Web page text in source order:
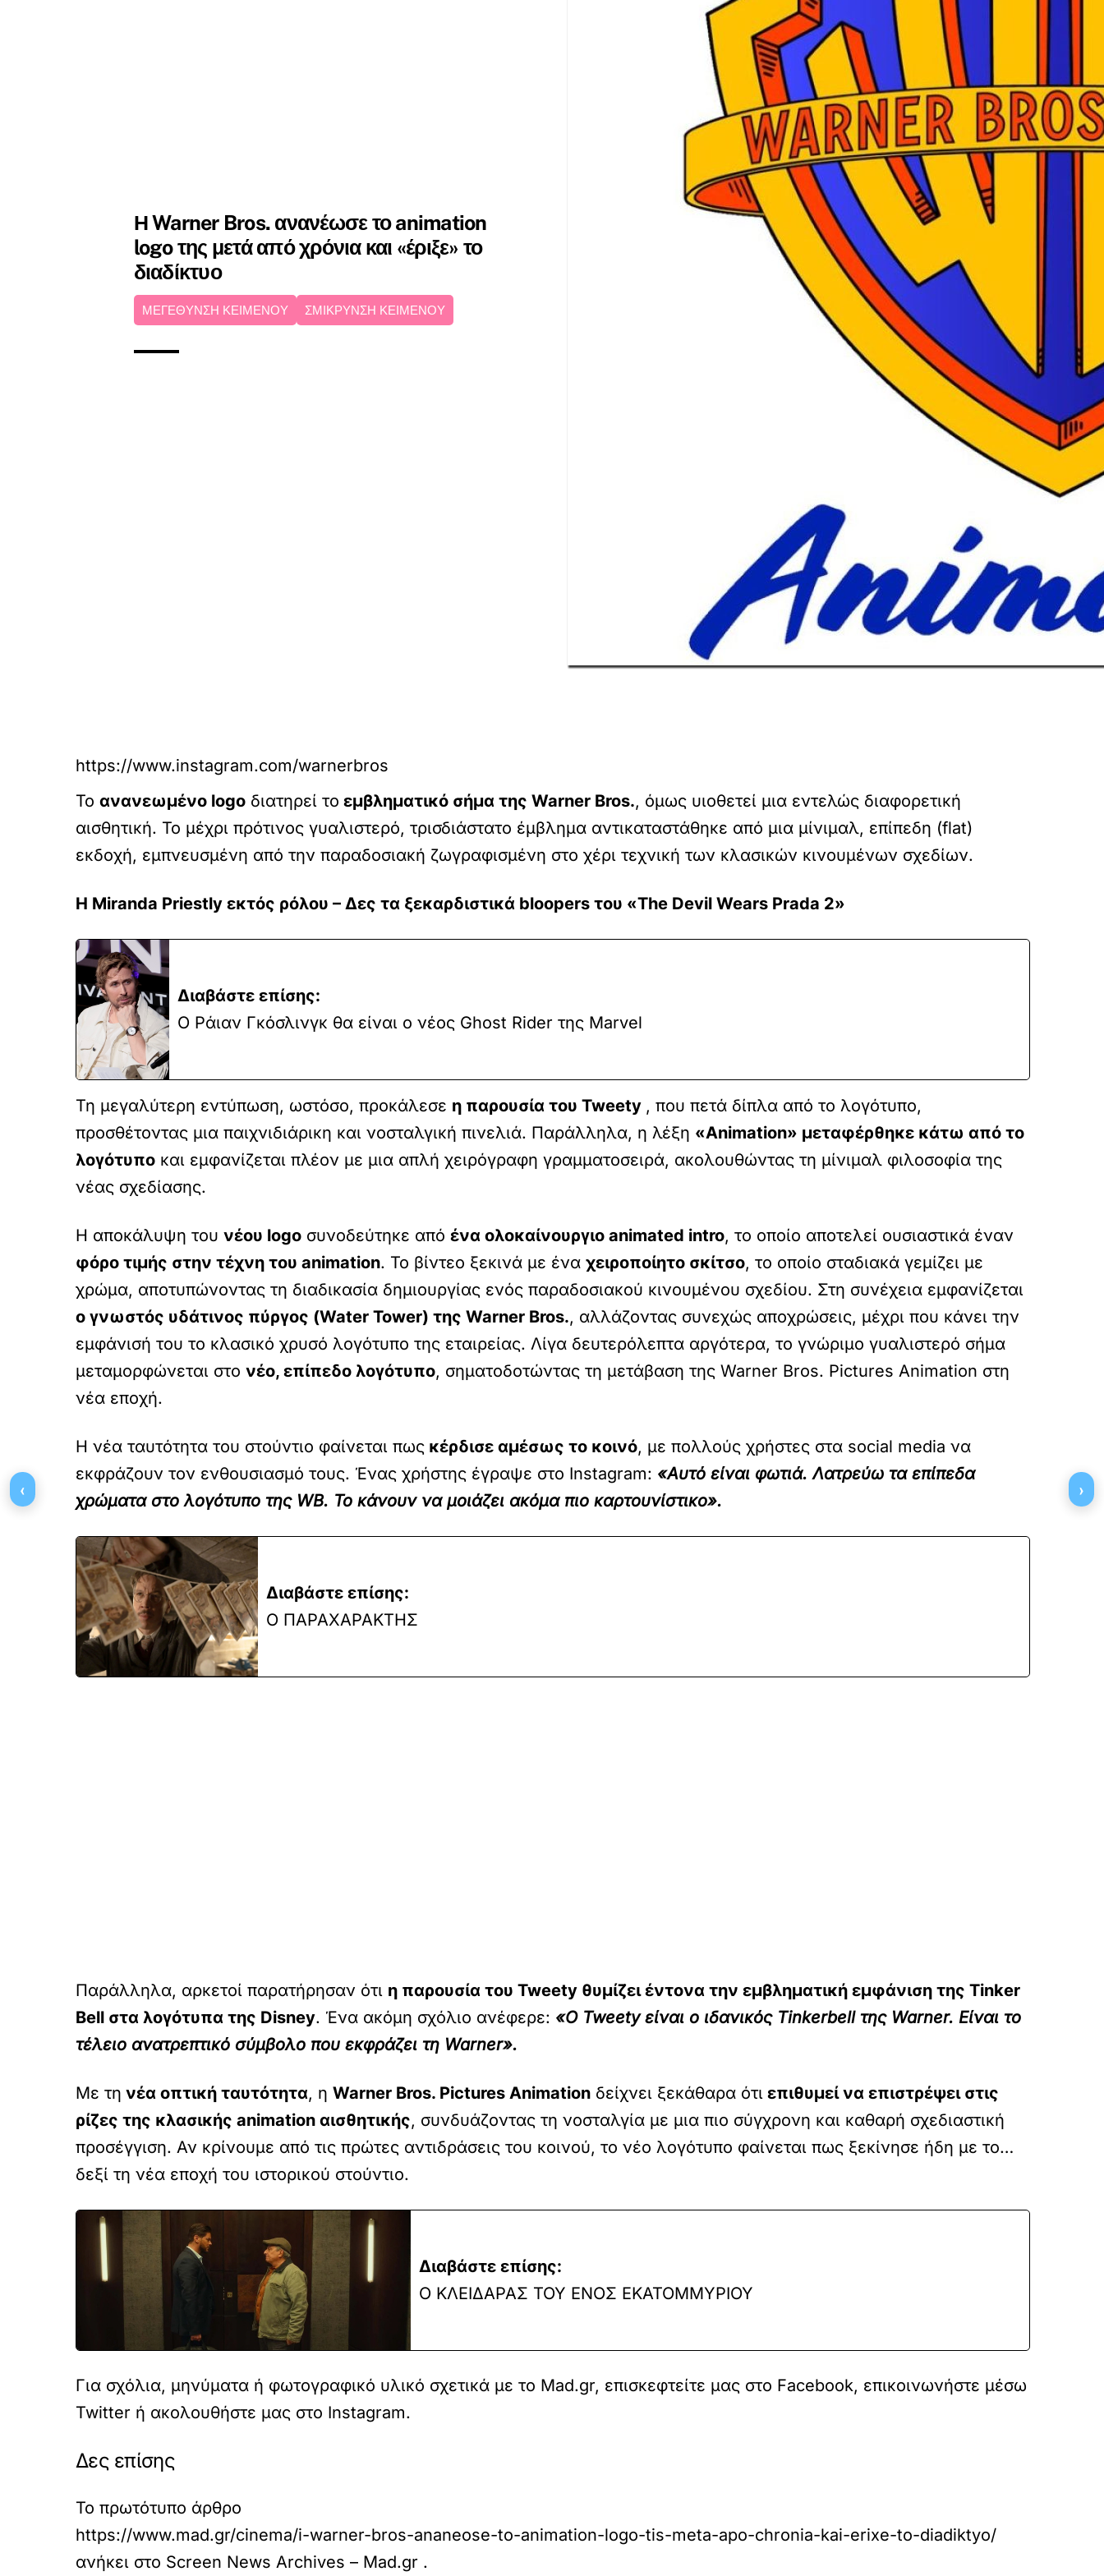
Η Warner Bros. ανανέωσε το animation
logo της μετά από χρόνια και «έριξε» το
διαδίκτυο
ΜΕΓΕΘΥΝΣΗ ΚΕΙΜΕΝΟΥ ΣΜΙΚΡΥΝΣΗ ΚΕΙΜΕΝΟΥ
https://www.instagram.com/warnerbros
Το ανανεωμένο logo διατηρεί το εμβληματικό σήμα της Warner Bros., όμως υιοθετεί μια εντελώς διαφορετική
αισθητική. Το μέχρι πρότινος γυαλιστερό, τρισδιάστατο έμβλημα αντικαταστάθηκε από μια μίνιμαλ, επίπεδη (flat)
εκδοχή, εμπνευσμένη από την παραδοσιακή ζωγραφισμένη στο χέρι τεχνική των κλασικών κινουμένων σχεδίων.
Η Miranda Priestly εκτός ρόλου – Δες τα ξεκαρδιστικά bloopers του «The Devil Wears Prada 2»
Διαβάστε επίσης:
Ο Ράιαν Γκόσλινγκ θα είναι ο νέος Ghost Rider της Marvel
Τη μεγαλύτερη εντύπωση, ωστόσο, προκάλεσε η παρουσία του Tweety , που πετά δίπλα από το λογότυπο,
προσθέτοντας μια παιχνιδιάρικη και νοσταλγική πινελιά. Παράλληλα, η λέξη «Animation» μεταφέρθηκε κάτω από το
λογότυπο και εμφανίζεται πλέον με μια απλή χειρόγραφη γραμματοσειρά, ακολουθώντας τη μίνιμαλ φιλοσοφία της
νέας σχεδίασης.
Η αποκάλυψη του νέου logo συνοδεύτηκε από ένα ολοκαίνουργιο animated intro, το οποίο αποτελεί ουσιαστικά έναν
φόρο τιμής στην τέχνη του animation. Το βίντεο ξεκινά με ένα χειροποίητο σκίτσο, το οποίο σταδιακά γεμίζει με
χρώμα, αποτυπώνοντας τη διαδικασία δημιουργίας ενός παραδοσιακού κινουμένου σχεδίου. Στη συνέχεια εμφανίζεται
ο γνωστός υδάτινος πύργος (Water Tower) της Warner Bros., αλλάζοντας συνεχώς αποχρώσεις, μέχρι που κάνει την
εμφάνισή του το κλασικό χρυσό λογότυπο της εταιρείας. Λίγα δευτερόλεπτα αργότερα, το γνώριμο γυαλιστερό σήμα
μεταμορφώνεται στο νέο, επίπεδο λογότυπο, σηματοδοτώντας τη μετάβαση της Warner Bros. Pictures Animation στη
νέα εποχή.
Η νέα ταυτότητα του στούντιο φαίνεται πως κέρδισε αμέσως το κοινό, με πολλούς χρήστες στα social media να
εκφράζουν τον ενθουσιασμό τους. Ένας χρήστης έγραψε στο Instagram: «Αυτό είναι φωτιά. Λατρεύω τα επίπεδα
χρώματα στο λογότυπο της WB. Το κάνουν να μοιάζει ακόμα πιο καρτουνίστικο».
Διαβάστε επίσης:
Ο ΠΑΡΑΧΑΡΑΚΤΗΣ
Παράλληλα, αρκετοί παρατήρησαν ότι η παρουσία του Tweety θυμίζει έντονα την εμβληματική εμφάνιση της Tinker
Bell στα λογότυπα της Disney. Ένα ακόμη σχόλιο ανέφερε: «Ο Tweety είναι ο ιδανικός Tinkerbell της Warner. Είναι το
τέλειο ανατρεπτικό σύμβολο που εκφράζει τη Warner».
Με τη νέα οπτική ταυτότητα, η Warner Bros. Pictures Animation δείχνει ξεκάθαρα ότι επιθυμεί να επιστρέψει στις
ρίζες της κλασικής animation αισθητικής, συνδυάζοντας τη νοσταλγία με μια πιο σύγχρονη και καθαρή σχεδιαστική
προσέγγιση. Αν κρίνουμε από τις πρώτες αντιδράσεις του κοινού, το νέο λογότυπο φαίνεται πως ξεκίνησε ήδη με το…
δεξί τη νέα εποχή του ιστορικού στούντιο.
Διαβάστε επίσης:
Ο ΚΛΕΙΔΑΡΑΣ ΤΟΥ ΕΝΟΣ ΕΚΑΤΟΜΜΥΡΙΟΥ
Για σχόλια, μηνύματα ή φωτογραφικό υλικό σχετικά με το Mad.gr, επισκεφτείτε μας στο Facebook, επικοινωνήστε μέσω
Twitter ή ακολουθήστε μας στο Instagram.
Δες επίσης
Το πρωτότυπο άρθρο
https://www.mad.gr/cinema/i-warner-bros-ananeose-to-animation-logo-tis-meta-apo-chronia-kai-erixe-to-diadiktyo/
ανήκει στο Screen News Archives – Mad.gr .
‹ ›